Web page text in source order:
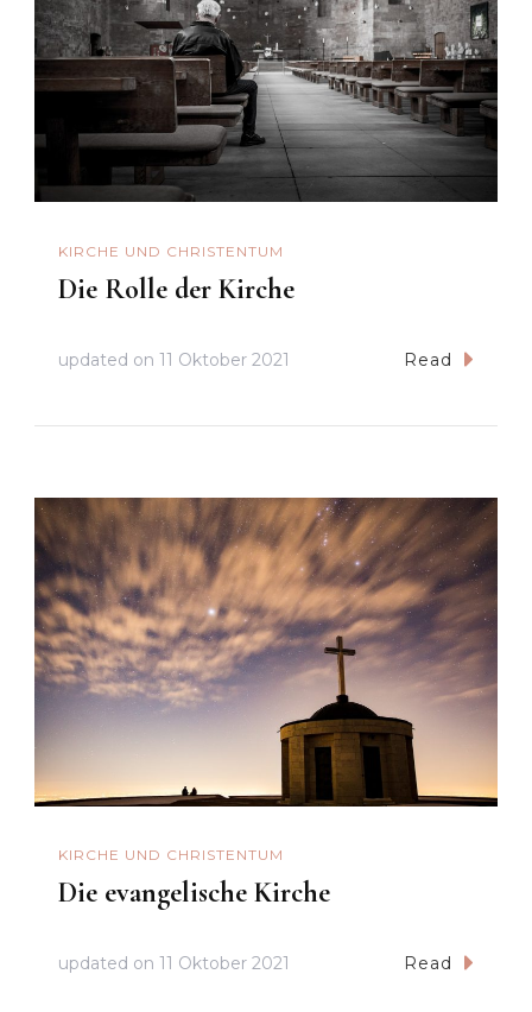
KIRCHE UND CHRISTENTUM
Die Rolle der Kirche
updated on 11 Oktober 2021 Read
KIRCHE UND CHRISTENTUM
Die evangelische Kirche
updated on 11 Oktober 2021 Read